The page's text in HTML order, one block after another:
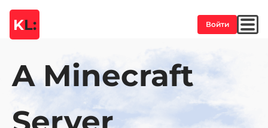
KL: Войти
A Minecraft